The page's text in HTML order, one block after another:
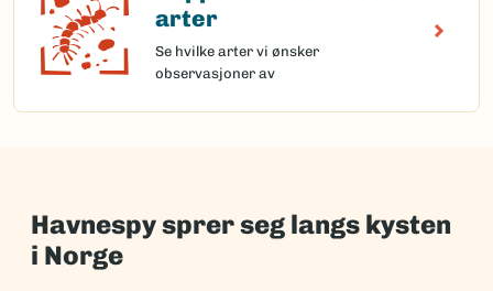
arter
Se hvilke arter vi ønsker
observasjoner av
Havnespy sprer seg langs kysten
i Norge